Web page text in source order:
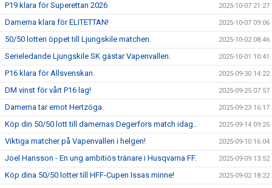
P19 klara för Superettan 2026 2025-10-07 21:27
Damerna klara för ELITETTAN! 2025-10-07 09:06
50/50 lotteri öppet till Ljungskile matchen. 2025-10-02 08:46
Serieledande Ljungskile SK gästar Vapenvallen. 2025-10-01 10:41
P16 klara för Allsvenskan. 2025-09-30 14:22
DM vinst för vårt P16 lag! 2025-09-25 07:57
Damerna tar emot Hertzöga. 2025-09-23 16:17
Köp din 50/50 lott till damernas Degerfors match idag.. 2025-09-14 09:25
Viktiga matcher på Vapenvallen i helgen! 2025-09-10 16:04
Joel Hansson - En ung ambitiös tränare i Husqvarna FF. 2025-09-09 13:52
Köp dina 50/50 lotter till HFF-Cupen Issas minne! 2025-09-02 18:22